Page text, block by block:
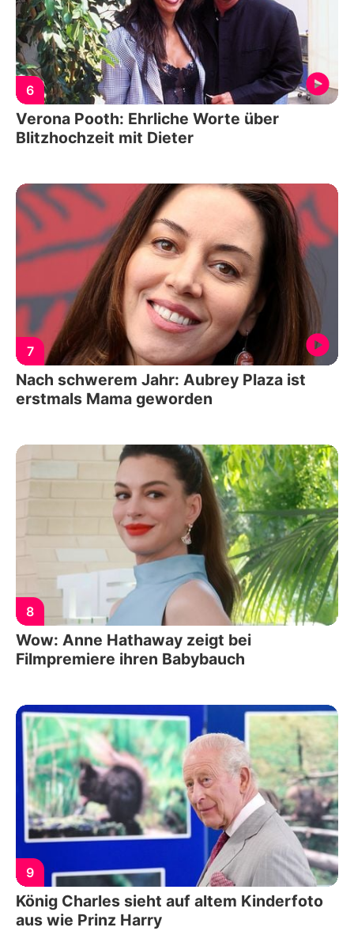
6
Verona Pooth: Ehrliche Worte über
Blitzhochzeit mit Dieter
7
Nach schwerem Jahr: Aubrey Plaza ist
erstmals Mama geworden
8
Wow: Anne Hathaway zeigt bei
Filmpremiere ihren Babybauch
9
König Charles sieht auf altem Kinderfoto
aus wie Prinz Harry